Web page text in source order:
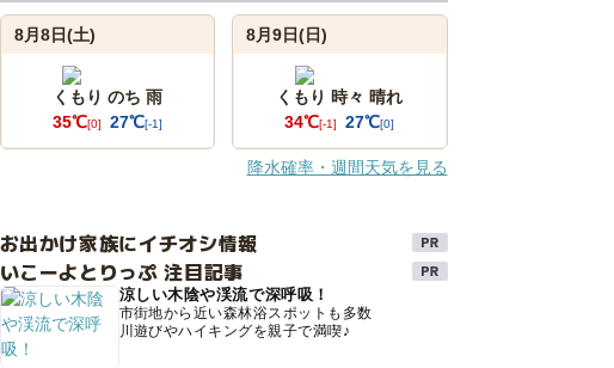
8月8日(土)
くもり のち 雨
35℃[0] 27℃[-1]
8月9日(日)
くもり 時々 晴れ
34℃[-1] 27℃[0]
降水確率・週間天気を見る
お出かけ家族にイチオシ情報
いこーよとりっぷ 注目記事
涼しい木陰や渓流で深呼吸！
市街地から近い森林浴スポットも多数
川遊びやハイキングを親子で満喫♪